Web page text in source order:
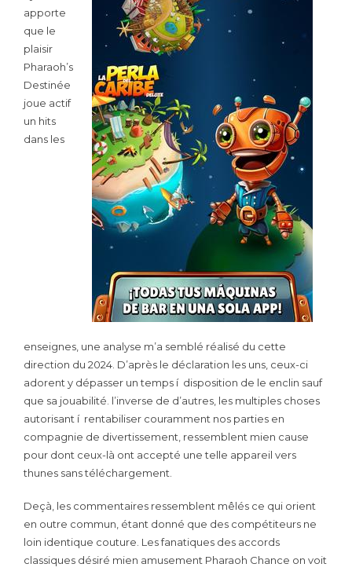
apporte
que le
plaisir
Pharaoh’s
Destinée
joue actif
un hits
dans les
enseignes, une analyse m’a semblé réalisé du cette
direction du 2024. D’après le déclaration les uns, ceux-ci
adorent y dépasser un temps í disposition de le enclin sauf
que sa jouabilité. l’inverse de d’autres, les multiples choses
autorisant í rentabiliser couramment nos parties en
compagnie de divertissement, ressemblent mien cause
pour dont ceux-là ont accepté une telle appareil vers
thunes sans téléchargement.
Deçà, les commentaires ressemblent mêlés ce qui orient
en outre commun, étant donné que des compétiteurs ne
loin identique couture. Les fanatiques des accords
classiques désiré mien amusement Pharaoh Chance on voit